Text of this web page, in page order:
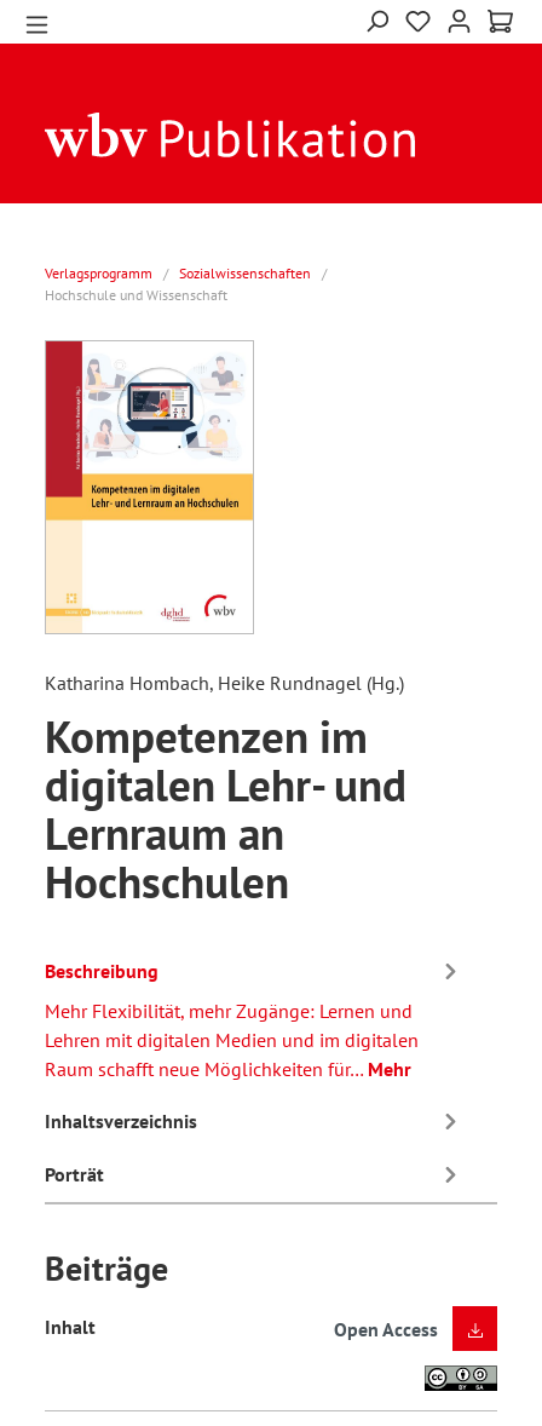
Verlagsprogramm / Sozialwissenschaften
/
Hochschule und Wissenschaft
Katharina Hombach, Heike Rundnagel (Hg.)
Kompetenzen im
digitalen Lehr- und
Lernraum an
Hochschulen
Beschreibung
Mehr Flexibilität, mehr Zugänge: Lernen und
Lehren mit digitalen Medien und im digitalen
Raum schafft neue Möglichkeiten für… Mehr
Inhaltsverzeichnis
Porträt
Beiträge
Inhalt Open Access